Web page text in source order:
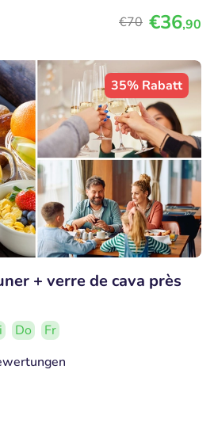
€70 €36,90
35% Rabatt
+ verre de cava près
Do
Fr